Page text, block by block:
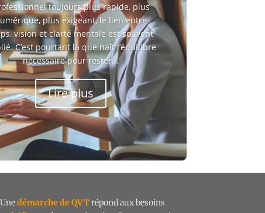
toujours plus rapide, plus
plus exigeant, le lien entre
vision et clarté mentale est souvent
C’est pourtant là que naît l’équilibre
nécessaire pour rester...
Lire plus
Unedémarche de QVTrépond aux besoins